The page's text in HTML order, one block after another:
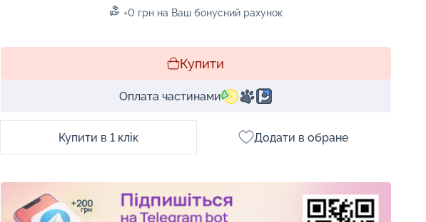
+0 грн на Ваш бонусний рахунок
Купити
Оплата частинами
Купити в 1 клік Додати в обране